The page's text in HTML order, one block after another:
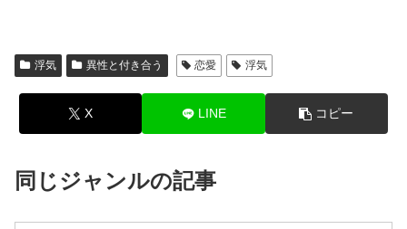
浮気 異性と付き合う 恋愛 浮気
X LINE コピー
同じジャンルの記事